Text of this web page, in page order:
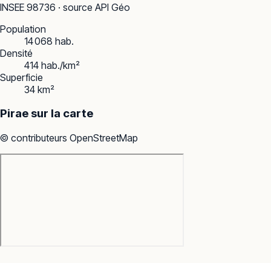
INSEE 98736 · source API Géo
Population
14 068 hab.
Densité
414 hab./km²
Superficie
34 km²
Pirae sur la carte
© contributeurs OpenStreetMap